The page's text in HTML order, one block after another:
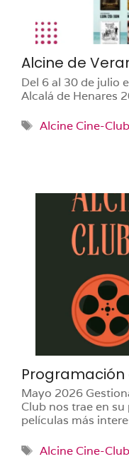
Alcine de
Del 6 al 30 de julio
Alcalá de Henares
Etiquetas
Alcine Cine-Club
Programación
Mayo 2026
Club nos trae en
películas más
Etiquetas
Alcine Cine-Club